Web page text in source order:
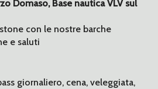
Domaso, Base nautica VLV sul
con le nostre barche
e saluti
giornaliero, cena, veleggiata,